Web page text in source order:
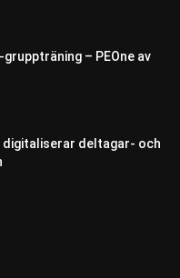
– PEOne av
deltagar- och